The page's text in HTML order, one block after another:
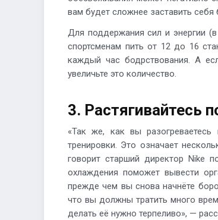
вам будет сложнее заставить
Для поддержания сил и энергии
спортсменам пить от 12 до 16
каждый час бодрствования. А
увеличьте это количество.
3. Растягивайтесь
«Так же, как вы
тренировки. Это означает
говорит старший директор Nike
охлаждения поможет вывести
прежде чем вы снова начнёте
что вы должны тратить много
делать её нужно терпеливо», —